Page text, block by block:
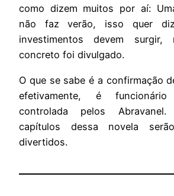
como dizem muitos por aí:
não faz verão, isso quer
investimentos devem
concreto foi divulgado.
O que se sabe é a confirmação
efetivamente, é
controlada pelos
capítulos dessa novela
divertidos.